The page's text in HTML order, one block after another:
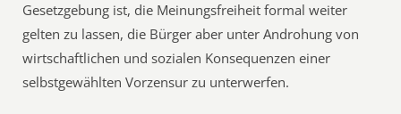
Gesetzgebung ist, die Meinungsfreiheit formal weiter
gelten zu lassen, die Bürger aber unter Androhung von
wirtschaftlichen und sozialen Konsequenzen einer
selbstgewählten Vorzensur zu unterwerfen.